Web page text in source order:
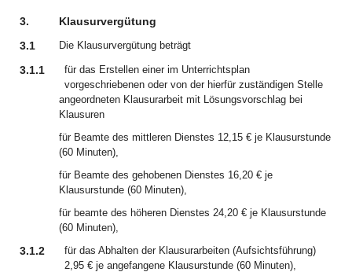
3.
Klausurvergütung
3.1
Die Klausurvergütung beträgt
3.1.1
für das Erstellen einer im Unterrichtsplan
vorgeschriebenen oder von der hierfür zuständigen Stelle
angeordneten Klausurarbeit mit Lösungsvorschlag bei
Klausuren
für Beamte des mittleren Dienstes 12,15 € je Klausurstunde
(60 Minuten),
für Beamte des gehobenen Dienstes 16,20 € je
Klausurstunde (60 Minuten),
für beamte des höheren Dienstes 24,20 € je Klausurstunde
(60 Minuten),
3.1.2
für das Abhalten der Klausurarbeiten (Aufsichtsführung)
2,95 € je angefangene Klausurstunde (60 Minuten),